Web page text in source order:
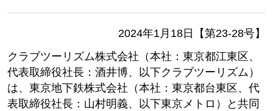
2024年1月18日【第23-28号】
クラブツーリズム株式会社（本社：東京都江東区、
代表取締役社長：酒井博、以下クラブツーリズム）
は、東京地下鉄株式会社（本社：東京都台東区、代
表取締役社長：山村明義、以下東京メトロ）と共同